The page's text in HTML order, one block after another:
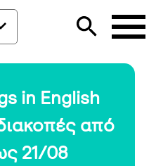
in English
από
21/08